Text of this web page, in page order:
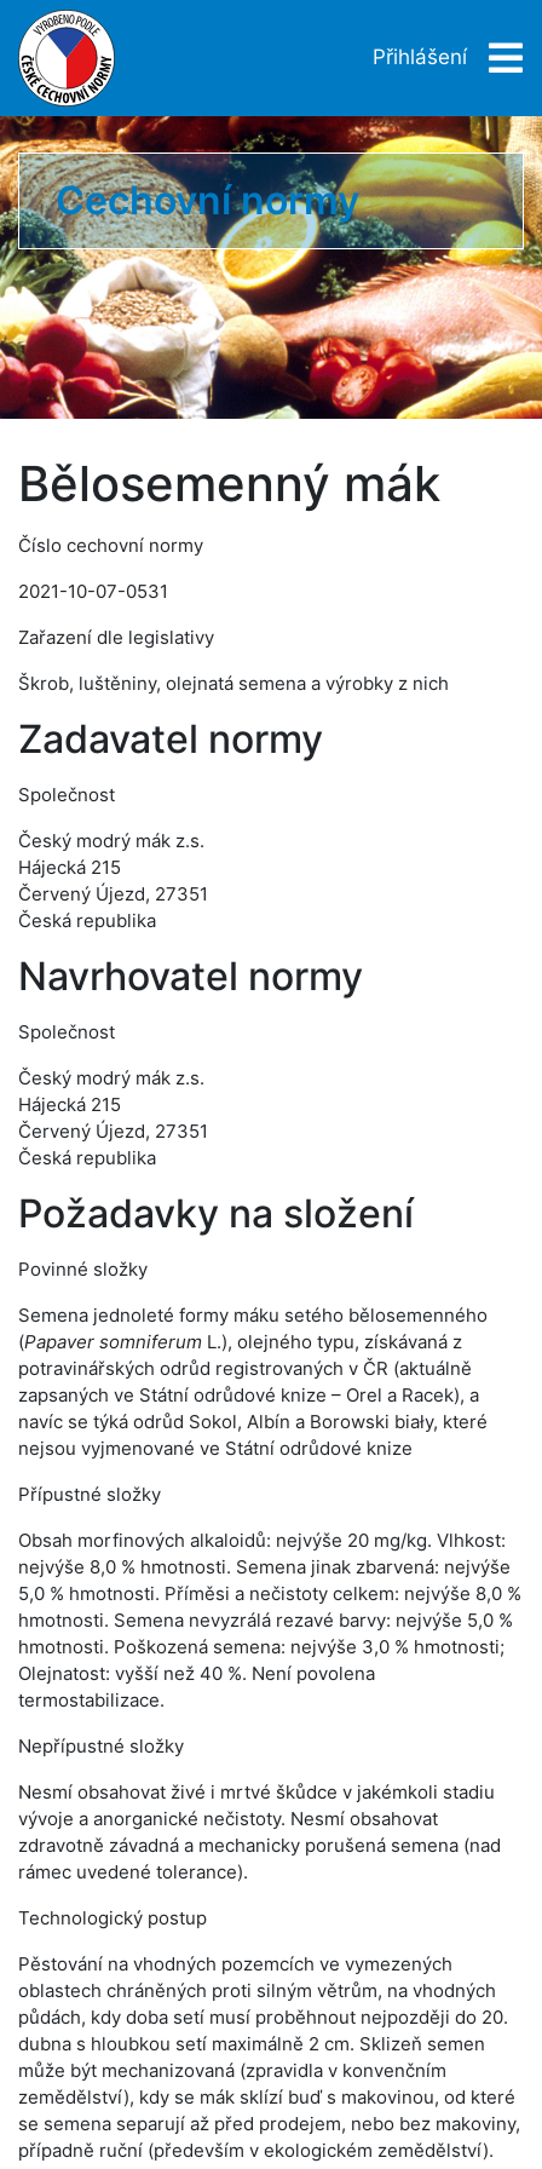
Přihlášení
Cechovní normy
Bělosemenný mák
Číslo cechovní normy
2021-10-07-0531
Zařazení dle legislativy
Škrob, luštěniny, olejnatá semena a výrobky z nich
Zadavatel normy
Společnost
Český modrý mák z.s.
Hájecká 215
Červený Újezd, 27351
Česká republika
Navrhovatel normy
Společnost
Český modrý mák z.s.
Hájecká 215
Červený Újezd, 27351
Česká republika
Požadavky na složení
Povinné složky
Semena jednoleté formy máku setého bělosemenného
(Papaver somniferum L.), olejného typu, získávaná z
potravinářských odrůd registrovaných v ČR (aktuálně
zapsaných ve Státní odrůdové knize – Orel a Racek), a
navíc se týká odrůd Sokol, Albín a Borowski biały, které
nejsou vyjmenované ve Státní odrůdové knize
Přípustné složky
Obsah morfinových alkaloidů: nejvýše 20 mg/kg. Vlhkost:
nejvýše 8,0 % hmotnosti. Semena jinak zbarvená: nejvýše
5,0 % hmotnosti. Příměsi a nečistoty celkem: nejvýše 8,0 %
hmotnosti. Semena nevyzrálá rezavé barvy: nejvýše 5,0 %
hmotnosti. Poškozená semena: nejvýše 3,0 % hmotnosti;
Olejnatost: vyšší než 40 %. Není povolena
termostabilizace.
Nepřípustné složky
Nesmí obsahovat živé i mrtvé škůdce v jakémkoli stadiu
vývoje a anorganické nečistoty. Nesmí obsahovat
zdravotně závadná a mechanicky porušená semena (nad
rámec uvedené tolerance).
Technologický postup
Pěstování na vhodných pozemcích ve vymezených
oblastech chráněných proti silným větrům, na vhodných
půdách, kdy doba setí musí proběhnout nejpozději do 20.
dubna s hloubkou setí maximálně 2 cm. Sklizeň semen
může být mechanizovaná (zpravidla v konvenčním
zemědělství), kdy se mák sklízí buď s makovinou, od které
se semena separují až před prodejem, nebo bez makoviny,
případně ruční (především v ekologickém zemědělství).